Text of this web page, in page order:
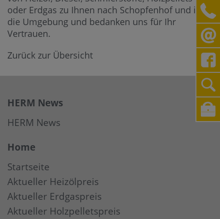
oder Erdgas zu Ihnen nach Schopfenhof und in
die Umgebung und bedanken uns für Ihr
Vertrauen.
Zurück zur Übersicht
HERM News
HERM News
Home
Startseite
Aktueller Heizölpreis
Aktueller Erdgaspreis
Aktueller Holzpelletspreis